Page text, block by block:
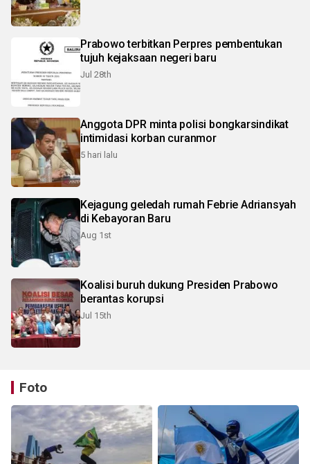
Prabowo terbitkan Perpres pembentukan
tujuh kejaksaan negeri baru
Jul 28th
Anggota DPR minta polisi bongkarsindikat
intimidasi korban curanmor
5 hari lalu
Kejagung geledah rumah Febrie Adriansyah
di Kebayoran Baru
Aug 1st
Koalisi buruh dukung Presiden Prabowo
berantas korupsi
Jul 15th
Foto